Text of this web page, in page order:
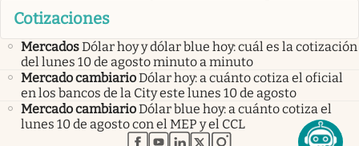
Cotizaciones
MercadosDólar hoy y dólar blue hoy: cuál es la cotización
del lunes 10 de agosto minuto a minuto
Mercado cambiarioDólar hoy: a cuánto cotiza el oficial
en los bancos de la City este lunes 10 de agosto
Mercado cambiarioDólar blue hoy: a cuánto cotiza el
lunes 10 de agosto con el MEP y el CCL
abre en nueva pestaña
abre en nueva pestaña
abre en nueva pestaña
abre en nueva pestaña
abre en nueva pestaña